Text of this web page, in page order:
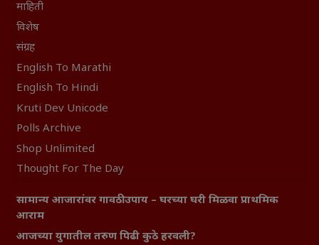
माहिती
विशेष
संग्रह
English To Marathi
English To Hindi
Kruti Dev Unicode
Polls Archive
Shop Unlimited
Thought For The Day
सामान्य आजारांवर गावठी उपाय – घरच्या घरी मिळवा प्राथमिक
आराम
आजच्या युगातील तरुण पिढी कुठे हरवली?